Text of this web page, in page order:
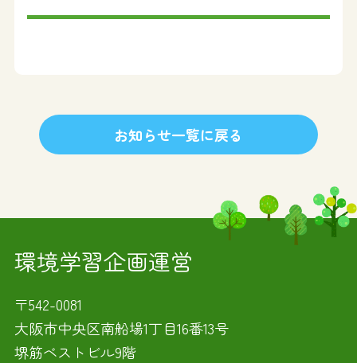
お知らせ一覧に戻る
環境学習企画運営
〒542-0081
大阪市中央区南船場1丁目16番13号
堺筋ベストビル9階